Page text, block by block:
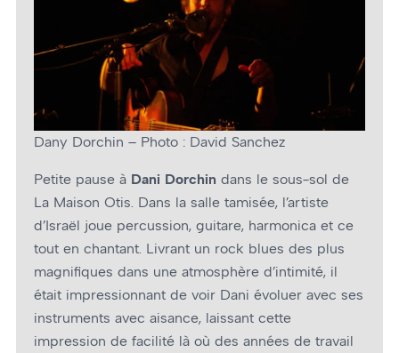
Dany Dorchin – Photo : David Sanchez
Petite pause à Dani Dorchin dans le sous-sol de
La Maison Otis. Dans la salle tamisée, l’artiste
d’Israël joue percussion, guitare, harmonica et ce
tout en chantant. Livrant un rock blues des plus
magnifiques dans une atmosphère d’intimité, il
était impressionnant de voir Dani évoluer avec ses
instruments avec aisance, laissant cette
impression de facilité là où des années de travail